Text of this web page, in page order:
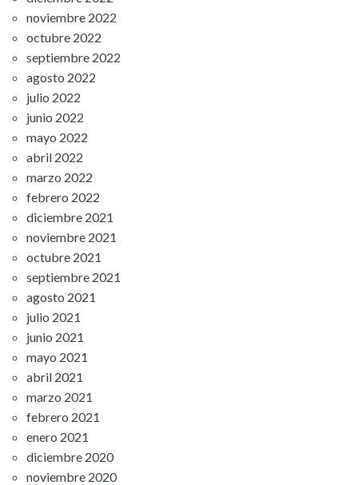
noviembre 2022
octubre 2022
septiembre 2022
agosto 2022
julio 2022
junio 2022
mayo 2022
abril 2022
marzo 2022
febrero 2022
diciembre 2021
noviembre 2021
octubre 2021
septiembre 2021
agosto 2021
julio 2021
junio 2021
mayo 2021
abril 2021
marzo 2021
febrero 2021
enero 2021
diciembre 2020
noviembre 2020